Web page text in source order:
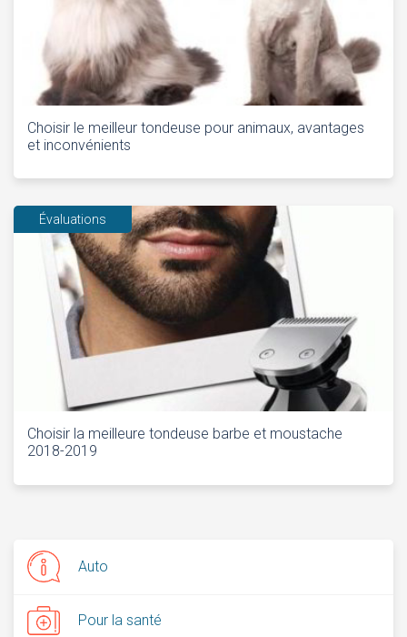
Choisir le meilleur tondeuse pour animaux, avantages
et inconvénients
Évaluations
Choisir la meilleure tondeuse barbe et moustache
2018-2019
Auto
Pour la santé